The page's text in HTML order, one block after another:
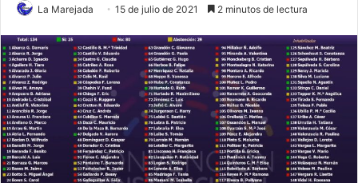
La Marejada 15 de julio de 2021 2 minutos de lectura